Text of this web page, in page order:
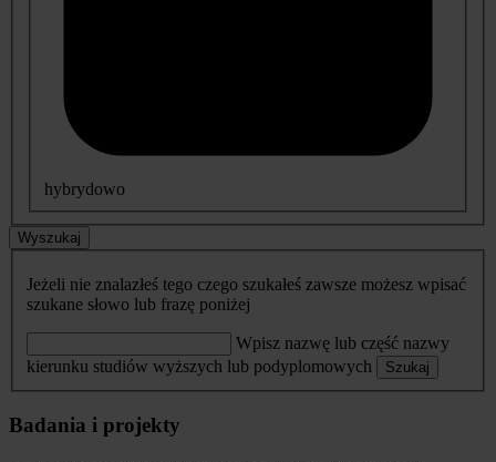
hybrydowo
Wyszukaj
Jeżeli nie znalazłeś tego czego szukałeś zawsze możesz wpisać
szukane słowo lub frazę poniżej
Wpisz nazwę lub część nazwy
kierunku studiów wyższych lub podyplomowych
Szukaj
Badania i projekty